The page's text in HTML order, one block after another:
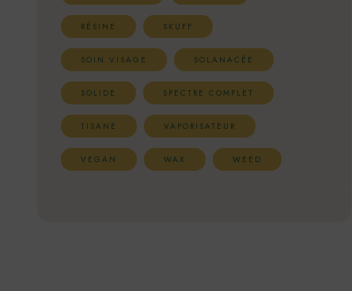
RÉSINE SKUFF
SOIN VISAGE SOLANACÉE
SOLIDE SPECTRE COMPLET
TISANE VAPORISATEUR
VEGAN WAX WEED